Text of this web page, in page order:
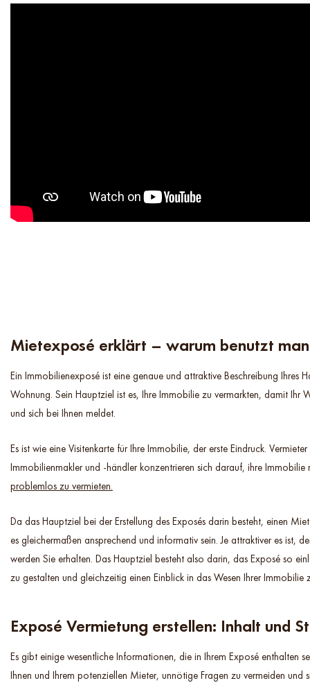
Mietexposé erklärt – warum benutzt
Ein Immobilienexposé ist eine genaue und attraktive Beschreibung Ihres
Wohnung. Sein Hauptziel ist es, Ihre Immobilie zu vermarkten, damit Ihr
und sich bei Ihnen meldet.
Es ist wie eine Visitenkarte für Ihre Immobilie, der erste Eindruck.
Immobilienmakler und -händler konzentrieren sich darauf, ihre Immobilie
problemlos zu vermieten.
Da das Hauptziel bei der Erstellung des Exposés darin besteht, einen
es gleichermaßen ansprechend und informativ sein. Je attraktiver es ist,
werden Sie erhalten. Das Hauptziel besteht also darin, das Exposé so
zu gestalten und gleichzeitig einen Einblick in das Wesen Ihrer Immobilie
Exposé Vermietung erstellen: Inhalt und
Es gibt einige wesentliche Informationen, die in Ihrem Exposé enthalten
Ihnen und Ihrem potenziellen Mieter, unnötige Fragen zu vermeiden und